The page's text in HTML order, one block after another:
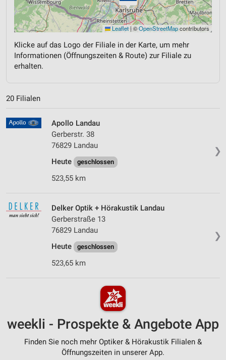
Leaflet|©OpenStreetMapcontributors
Klicke auf das Logo der Filiale in der Karte, um mehr
Informationen (Öffnungszeiten & Route) zur Filiale zu
erhalten.
20 Filialen
❯
Apollo Landau
Gerberstr. 38
76829 Landau
Heute
geschlossen
523,55 km
❯
Delker Optik + Hörakustik Landau
Gerberstraße 13
76829 Landau
Heute
geschlossen
523,65 km
weekli - Prospekte & Angebote App
Finden Sie noch mehr Optiker & Hörakustik Filialen &
Öffnungszeiten in unserer App.